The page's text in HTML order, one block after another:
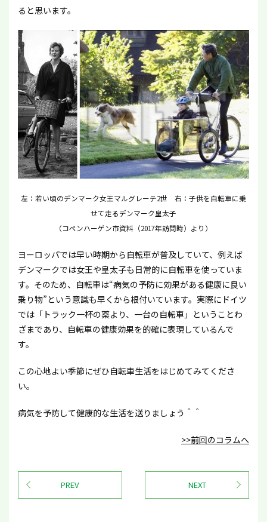
ると思います。
左：若い頃のデンマーク女王マルグレーテ2世 右：子供を自転車に乗
せて走るデンマーク皇太子
（コペンハーゲン市資料（2017年訪問時）より）
ヨーロッパでは早い時期から自転車が普及していて、例えば
デンマークでは女王や皇太子も日常的に自転車を使っていま
す。そのため、自転車は“病気の予防に効果がある健康に良い
乗り物”という意識も早くから根付いています。実際にドイツ
では「トラック一杯の薬より、一台の自転車」ということわ
ざまであり、自転車の健康効果を的確に表現しているんで
す。
この心地よい季節にぜひ自転車生活をはじめてみてくださ
い。
病気を予防して健康的な生活を送りましょう＾＾
>>前回のコラムへ
PREV NEXT